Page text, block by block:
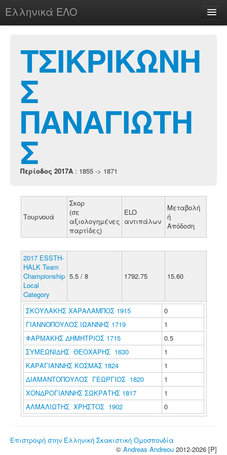
Ελληνικά ΕΛΟ
chesstu.be @ discord
Login
ΤΣΙΚΡΙΚΩΝΗ
Σ
ΠΑΝΑΓΙΩΤΗ
Σ
Περίοδος 2017A : 1855 -> 1871
Τουρνουά
Σκορ
(σε
αξιολογημένες
παρτίδες)
ELO
αντιπάλων
Μεταβολή
ή
Απόδοση
2017 ESSTH-
HALK Team
Championship
Local
Category
5.5 / 8 1792.75 15.60
ΣΚΟΥΛΑΚΗΣ ΧΑΡΑΛΑΜΠΟΣ 1915
0
ΓΙΑΝΝΟΠΟΥΛΟΣ ΙΩΑΝΝΗΣ 1719
1
ΦΑΡΜΑΚΗΣ ΔΗΜΗΤΡΙΟΣ 1715
0.5
ΣΥΜΕΩΝΙΔΗΣ ΘΕΟΧΑΡΗΣ 1630
1
ΚΑΡΑΓΙΑΝΝΗΣ ΚΟΣΜΑΣ 1824
1
ΔΙΑΜΑΝΤΟΠΟΥΛΟΣ ΓΕΩΡΓΙΟΣ 1820
1
ΧΟΝΔΡΟΓΙΑΝΝΗΣ ΣΩΚΡΑΤΗΣ 1817
1
ΑΛΜΑΛΙΩΤΗΣ ΧΡΗΣΤΟΣ 1902
0
Επιστροφή στην Ελληνική Σκακιστική Ομοσπονδία
© Andreas Andreou 2012-2026 [P]